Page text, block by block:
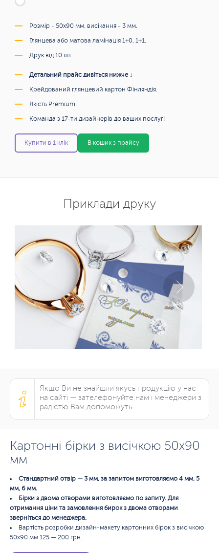
Розмір - 50х90 мм, висікання - 3 мм.
Глянцева або матова ламінація 1+0, 1+1.
Друк від 10 шт.
Детальний прайс дивіться нижче ↓
Крейдований глянцевий картон Фінляндія.
Якість Premium.
Команда з 17-ти дизайнерів до ваших послуг!
Купити в 1 клік В кошик з прайсу
Приклади друку
Якщо Ви не знайшли якусь продукцію у нас
на сайті — зателефонуйте нам і менеджери з
радістю Вам допоможуть
Картонні бірки з висічкою 50х90
мм
Стандартний отвір — 3 мм, за запитом виготовляємо 4 мм, 5
мм, 6 мм.
Бірки з двома отворами виготовляємо по запиту. Для
отримання ціни та замовлення бирок з двома отворами
зверніться до менеджера.
Вартість розробки дизайн-макету картонних бірок з висічкою
50х90 мм 125 — 200 грн.